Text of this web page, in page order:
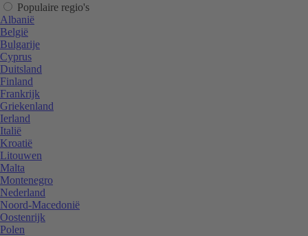
Populaire regio's
Albanië
België
Bulgarije
Cyprus
Duitsland
Finland
Frankrijk
Griekenland
Ierland
Italië
Kroatië
Litouwen
Malta
Montenegro
Nederland
Noord-Macedonië
Oostenrijk
Polen